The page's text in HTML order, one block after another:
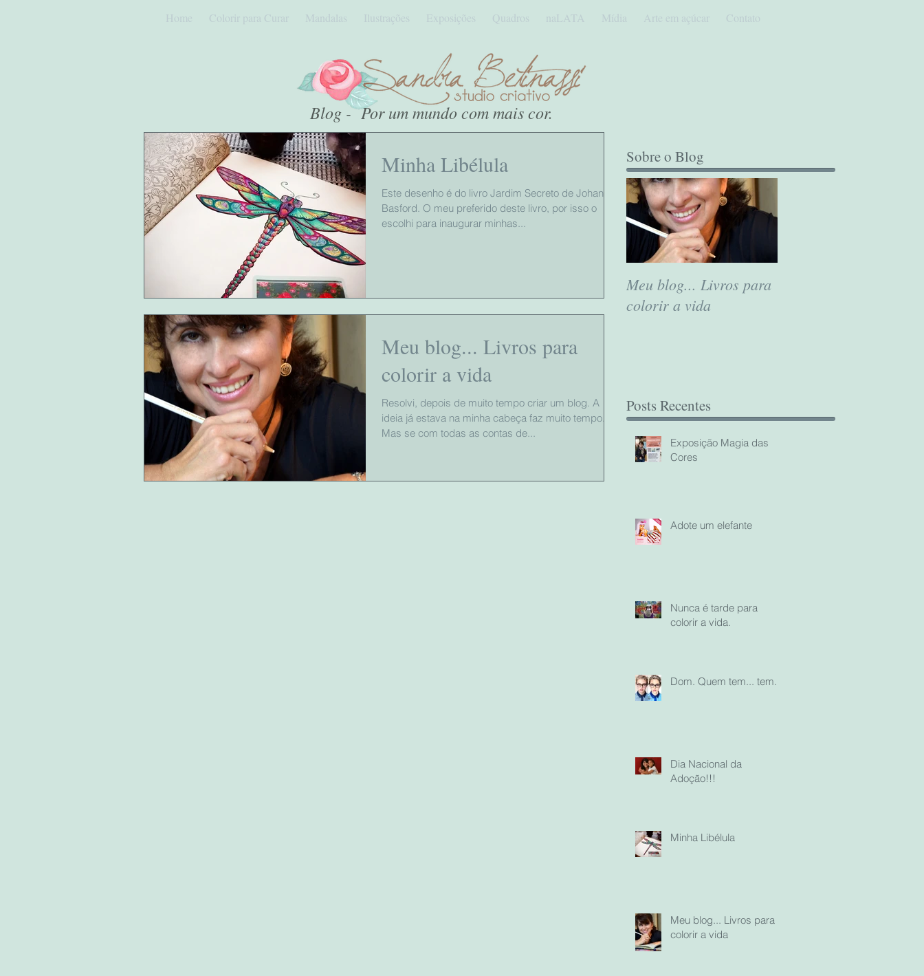
Home Colorir para Curar Mandalas Ilustrações Exposições Quadros naLATA Mídia Arte em açúcar Contato
Blog - Por um mundo com mais cor.
Minha Libélula
Este desenho é do livro Jardim Secreto de Johanna
Basford. O meu preferido deste livro, por isso o
escolhi para inaugurar minhas...
Meu blog... Livros para
colorir a vida
Resolvi, depois de muito tempo criar um blog. A
ideia já estava na minha cabeça faz muito tempo.
Mas se com todas as contas de...
Sobre o Blog
Meu blog... Livros para
colorir a vida
Posts Recentes
Exposição Magia das
Cores
Adote um elefante
Nunca é tarde para
colorir a vida.
Dom. Quem tem... tem...
Dia Nacional da
Adoção!!!
Minha Libélula
Meu blog... Livros para
colorir a vida